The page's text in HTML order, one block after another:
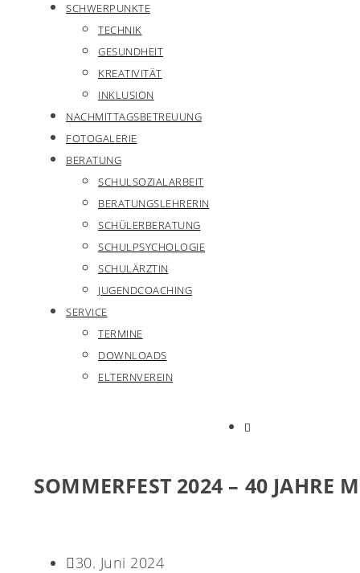
SCHWERPUNKTE
TECHNIK
GESUNDHEIT
KREATIVITÄT
INKLUSION
NACHMITTAGSBETREUUNG
FOTOGALERIE
BERATUNG
SCHULSOZIALARBEIT
BERATUNGSLEHRERIN
SCHÜLERBERATUNG
SCHULPSYCHOLOGIE
SCHULÄRZTIN
JUGENDCOACHING
SERVICE
TERMINE
DOWNLOADS
ELTERNVEREIN
SOMMERFEST 2024 – 40 JAHRE
30. Juni 2024